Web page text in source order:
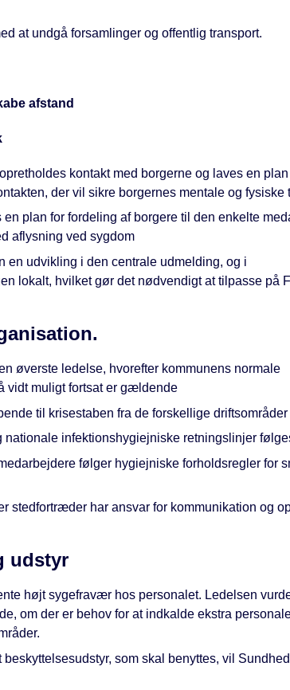
at undgå forsamlinger og offentlig transport.
afstand
kontakt med borgerne og laves en
der vil sikre borgernes mentale og fysiske
en plan for fordeling af borgere til den enkelte
aflysning ved sygdom
en udvikling i den centrale udmelding, og i
lokalt, hvilket gør det nødvendigt at tilpasse på
øverste ledelse, hvorefter kommunens normale
vidt muligt fortsat er gældende
til krisestaben fra de forskellige driftsområder
nationale infektionshygiejniske retningslinjer
følger hygiejniske forholdsregler for
stedfortræder har ansvar for kommunikation og
udstyr
højt sygefravær hos personalet. Ledelsen
om der er behov for at indkalde ekstra
som skal benyttes, vil